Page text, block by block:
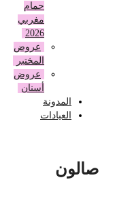
حمام
مغربي
2026
عروض
المختبر
عروض
أسنان
المدونة
العيادات
صالون